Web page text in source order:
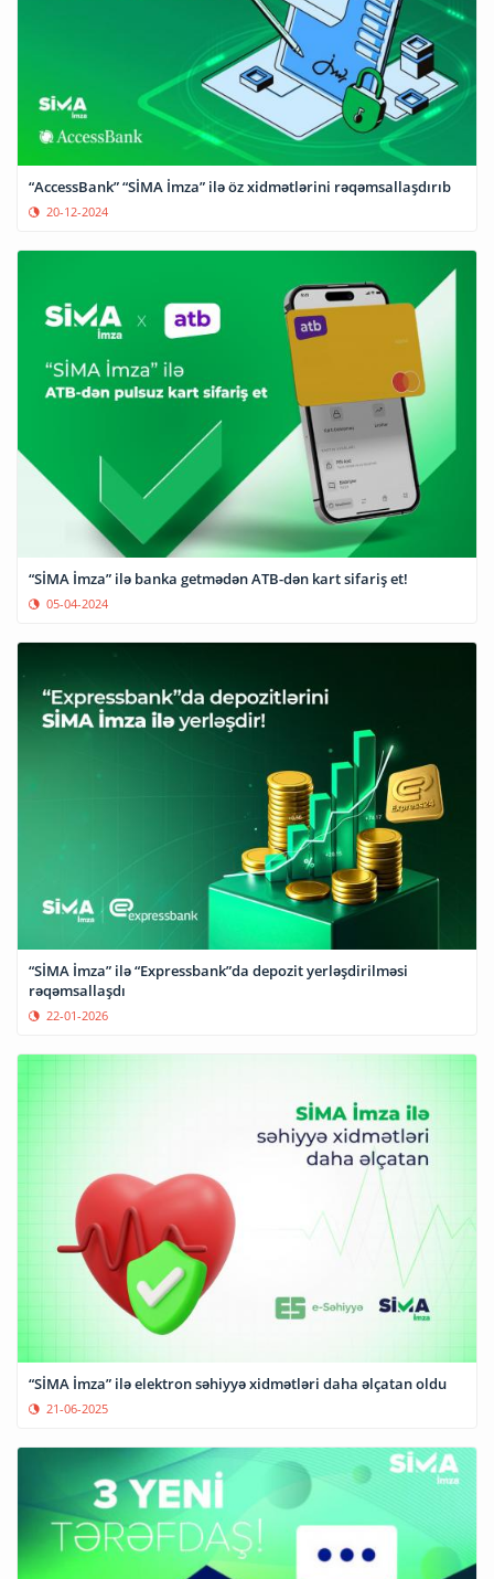
“AccessBank” “SİMA İmza” ilə öz xidmətlərini rəqəmsallaşdırıb
20-12-2024
“SİMA İmza” ilə banka getmədən ATB-dən kart sifariş et!
05-04-2024
“SİMA İmza” ilə “Expressbank”da depozit yerləşdirilməsi
rəqəmsallaşdı
22-01-2026
“SİMA İmza” ilə elektron səhiyyə xidmətləri daha əlçatan oldu
21-06-2025